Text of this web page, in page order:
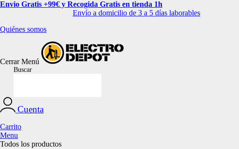
Envio Gratis +99€ y Recogida Gratis en tienda 1h
Envío a domicilio de 3 a 5 días laborables
Quiénes somos
CerrarMenú
Buscar
Cuenta
Carrito
Menu
Todos los productos